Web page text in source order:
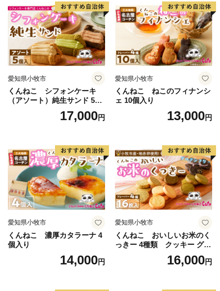
愛知県小牧市
くんねこ シフォンケーキ
（アソート）純生サンド 5個
17,000円
愛知県小牧市
くんねこ ねこのフィナンシ
ェ 10個入り
13,000円
愛知県小牧市
くんねこ 濃厚カタラーナ 4
個入り
14,000円
愛知県小牧市
くんねこ おいしいお米のく
っきー 4種類 クッキー グル
16,000円